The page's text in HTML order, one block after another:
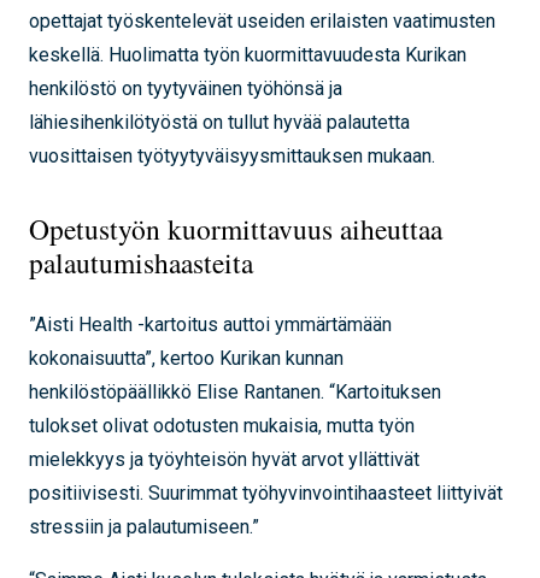
opettajat työskentelevät useiden erilaisten vaatimusten
keskellä. Huolimatta työn kuormittavuudesta Kurikan
henkilöstö on tyytyväinen työhönsä ja
lähiesihenkilötyöstä on tullut hyvää palautetta
vuosittaisen työtyytyväisyysmittauksen mukaan.
Opetustyön kuormittavuus aiheuttaa
palautumishaasteita
”Aisti Health -kartoitus auttoi ymmärtämään
kokonaisuutta”, kertoo Kurikan kunnan
henkilöstöpäällikkö Elise Rantanen. “Kartoituksen
tulokset olivat odotusten mukaisia, mutta työn
mielekkyys ja työyhteisön hyvät arvot yllättivät
positiivisesti. Suurimmat työhyvinvointihaasteet liittyivät
stressiin ja palautumiseen.”